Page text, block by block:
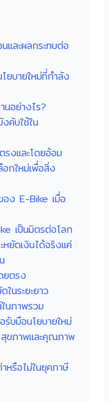
และผลกระทบต่อ
ยบายใหม่ที่กำลัง
นอย่างไร?
งคับใช้ใน
รงและโดยอ้อม
กใหม่เพื่อสิ่ง
อง E-Bike เมื่อ
เป็นมิตรต่อโลก
ยัดเงินได้จริงแค่
ยตรง
ในระยะยาว
นภาพรวม
รับมือนโยบายใหม่
สุขภาพและคุณภาพ
หรือไม่ในยุคภาษี